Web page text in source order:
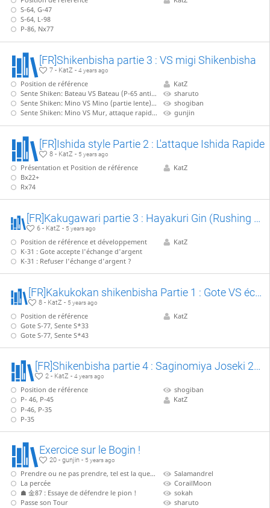
S-64, G-47
S-64, L-98
P-86, Nx77
[FR]Shikenbisha partie 3 : VS migi Shikenbisha
7 - KatZ -4 years ago
Position de référence
Sente Shiken: Bateau VS Bateau (P-65 anticipé)
Sente Shiken: Mino VS Mino (partie lente), B-77
Sente Shiken: Mino VS Mur, attaque rapide, sans B-77
KatZ
sharuto
shogiban
gunjin
[FR]Ishida style Partie 2 : L'attaque Ishida Rapide
8 - KatZ - 5 years ago
Présentation et Position de référence
Bx22+
Rx74
KatZ
[FR]Kakugawari partie 3 : Hayakuri Gin (Rushing silver) vs Koshikake Gin (reclining silver)
6 - KatZ - 5 years ago
Position de référence et développement
K-31 : Gote accepte l'échange d'argent
K-31 : Refuser l'échange d'argent ?
KatZ
[FR]Kakukokan shikenbisha Partie 1 : Gote VS échange précoce avec Sente P-25
8 - KatZ - 5 years ago
Position de référence
Gote S-77, Sente S*33
Gote S-77, Sente S*43
KatZ
[FR]Shikenbisha partie 4 : Saginomiya Joseki 2/2, VS S-32
2 - KatZ - 4 years ago
Position de référence
P- 46, P-45
P-46, P-35
P-35
shogiban
KatZ
Exercice sur le Bogin !
20 - gunjin - 5 years ago
Prendre ou ne pas prendre, tel est la question !
La percée
☗ 金87 : Essaye de défendre le pion !
Passe son Tour
Salamandrel
CorailMoon
sokah
sharuto